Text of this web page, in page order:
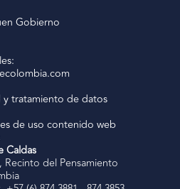
Gobierno
y tratamiento de datos
de uso contenido web
Caldas
Recinto del Pensamiento